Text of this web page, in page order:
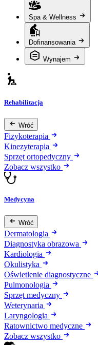
Spa & Wellness
Dofinansowania
Wynajem
Rehabilitacja
Wróć
Fizykoterapia
Kinezyterapia
Sprzęt ortopedyczny
Zobacz wszystko
Medycyna
Wróć
Dermatologia
Diagnostyka obrazowa
Kardiologia
Okulistyka
Oświetlenie diagnostyczne
Pulmonologia
Sprzęt medyczny
Weterynaria
Laryngologia
Ratownictwo medyczne
Zobacz wszystko